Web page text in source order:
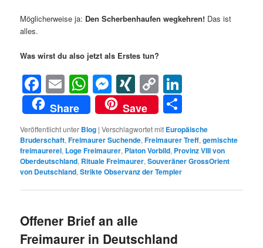
Möglicherweise ja: Den Scherbenhaufen wegkehren! Das ist
alles.
Was wirst du also jetzt als Erstes tun?
Facebook
EmailWhatsApp
Messenger
XING
Copy
Link
Share Save
Veröffentlicht unter Blog |Verschlagwortet mit Europäische
Bruderschaft,Freimaurer Suchende,Freimaurer Treff,gemischte
freimaurerei, Loge Freimaurer, Platon Vorbild, Provinz VIII von
Oberdeutschland, Rituale Freimaurer,Souveräner GrossOrient
von Deutschland,Strikte Observanz der Templer
Offener Brief an alle
Freimaurer in Deutschland